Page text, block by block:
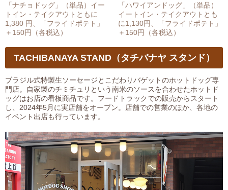
「ナチョドッグ」（単品）イー
トイン・テイクアウトともに
1,380 円、「フライドポテト」
＋150円（各税込）
「ハワイアンドッグ」（単品）
イートイン・テイクアウトとも
に1,130円、「フライドポテト」
＋150円（各税込）
TACHIBANAYA STAND（タチバナヤ スタンド）
ブラジル式特製生ソーセージとこだわりバゲットのホットドッグ専
門店。自家製のチミチュリという南米のソースを合わせたホットド
ッグはお店の看板商品です。フードトラックでの販売からスタート
し、2024年5月に実店舗をオープン。店舗での営業のほか、各地の
イベント出店も行っています。